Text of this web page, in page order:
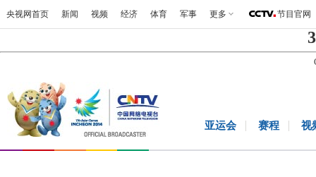
央视网首页 新闻 视频 经济 体育 军事 更多 节目官网
亚运会 赛程 视